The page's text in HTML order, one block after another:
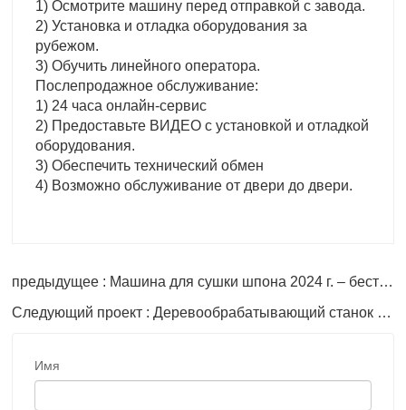
1) Осмотрите машину перед отправкой с завода.
2) Установка и отладка оборудования за
рубежом.
3) Обучить линейного оператора.
Послепродажное обслуживание:
1) 24 часа онлайн-сервис
2) Предоставьте ВИДЕО с установкой и отладкой
оборудования.
3) Обеспечить технический обмен
4) Возможно обслуживание от двери до двери.
предыдущее : Машина для сушки шпона 2024 г. – бестселлер
Следующий проект : Деревообрабатывающий станок - Сушильная машина для шпона 2024
Имя